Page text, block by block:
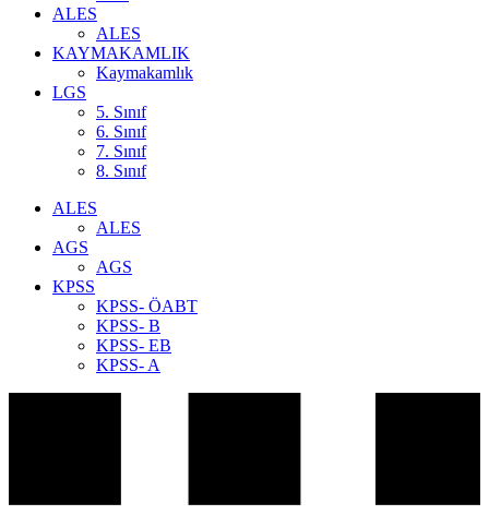
ALES
ALES
KAYMAKAMLIK
Kaymakamlık
LGS
5. Sınıf
6. Sınıf
7. Sınıf
8. Sınıf
ALES
ALES
AGS
AGS
KPSS
KPSS- ÖABT
KPSS- B
KPSS- EB
KPSS- A